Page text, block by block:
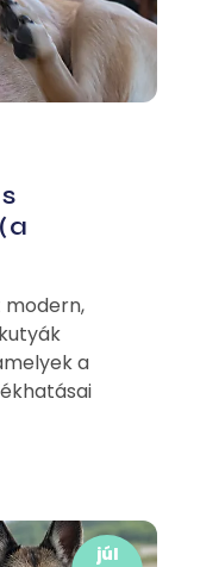
modern,
a
júl